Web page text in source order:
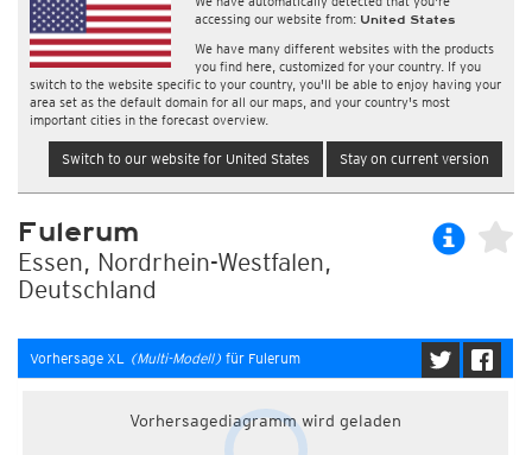
accessing our website from: United States
We have many different websites with the products
you find here, customized for your country. If you
switch to the website specific to your country, you'll be able to enjoy having your
area set as the default domain for all our maps, and your country's most
important cities in the forecast overview.
Switch to our website for United States Stay on current version
Fulerum
Essen, Nordrhein-Westfalen,
Deutschland
Vorhersage XL (Multi-Modell) für Fulerum
Vorhersagediagramm wird geladen